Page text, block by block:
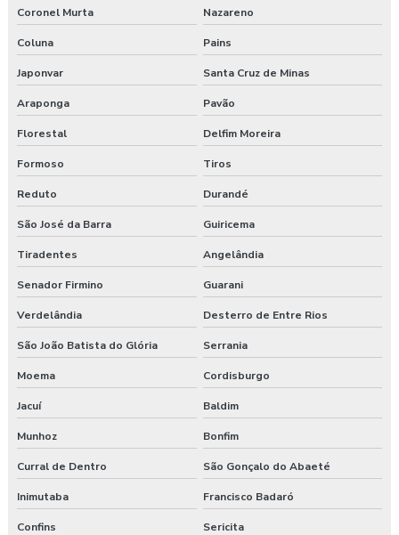
Coronel Murta Nazareno
Coluna Pains
Japonvar Santa Cruz de Minas
Araponga Pavão
Florestal Delfim Moreira
Formoso Tiros
Reduto Durandé
São José da Barra Guiricema
Tiradentes Angelândia
Senador Firmino Guarani
Verdelândia Desterro de Entre Rios
São João Batista do Glória Serrania
Moema Cordisburgo
Jacuí Baldim
Munhoz Bonfim
Curral de Dentro São Gonçalo do Abaeté
Inimutaba Francisco Badaró
Confins Sericita